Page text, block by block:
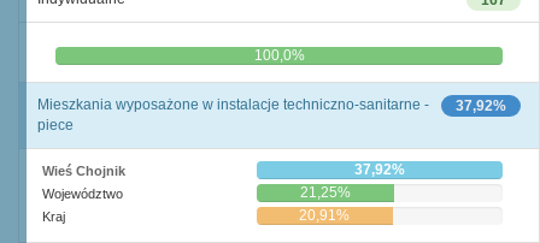
0,0% 100,0%
37,92%
Mieszkania wyposażone w instalacje techniczno-sanitarne -
piece
Wieś Chojnik 37,92%
Województwo 21,25%
Kraj 20,91%